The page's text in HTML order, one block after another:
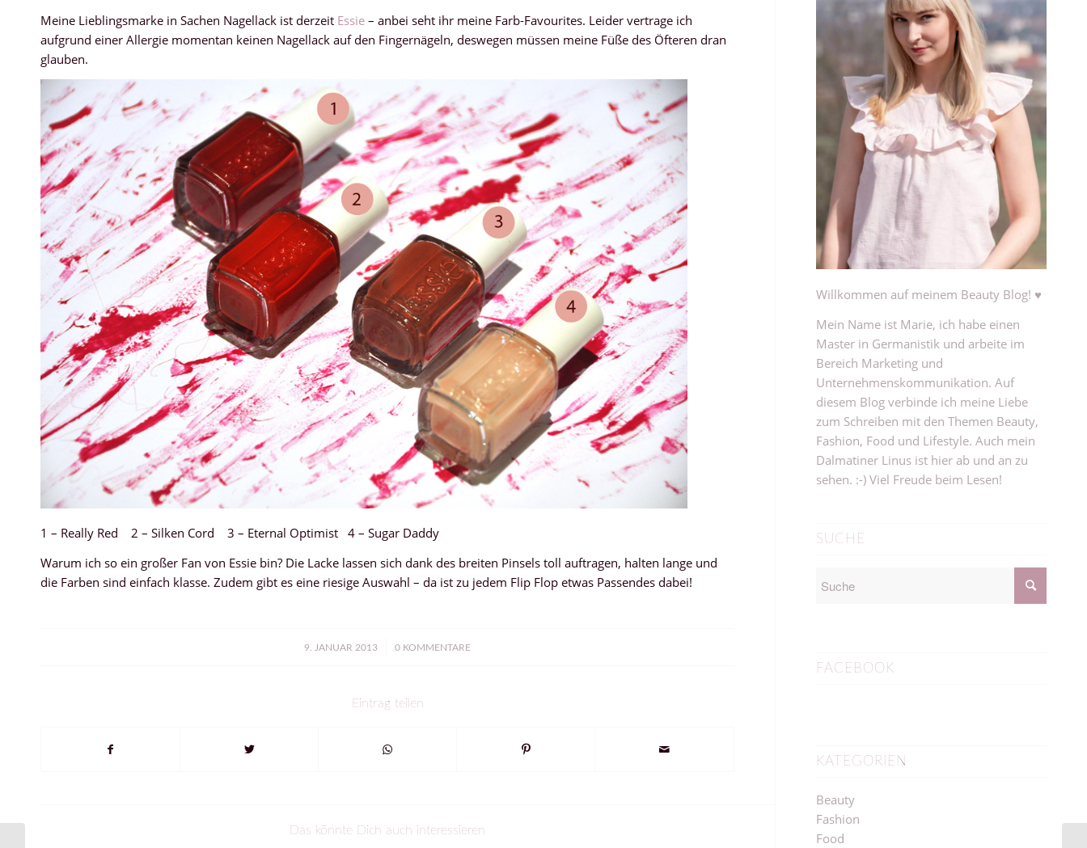
Meine Lieblingsmarke in Sachen Nagellack ist derzeit Essie – anbei seht ihr meine Farb-Favourites. Leider vertrage ich
aufgrund einer Allergie momentan keinen Nagellack auf den Fingernägeln, deswegen müssen meine Füße des Öfteren dran
glauben.
1 – Really Red 2 – Silken Cord 3 – Eternal Optimist 4 – Sugar Daddy
Warum ich so ein großer Fan von Essie bin? Die Lacke lassen sich dank des breiten Pinsels toll auftragen, halten lange und
die Farben sind einfach klasse. Zudem gibt es eine riesige Auswahl – da ist zu jedem Flip Flop etwas Passendes dabei!
9. JANUAR 2013
/ 0 KOMMENTARE
Eintrag teilen
Das könnte Dich auch interessieren
Willkommen auf meinem Beauty Blog! ♥
Mein Name ist Marie, ich habe einen
Master in Germanistik und arbeite im
Bereich Marketing und
Unternehmenskommunikation. Auf
diesem Blog verbinde ich meine Liebe
zum Schreiben mit den Themen Beauty,
Fashion, Food und Lifestyle. Auch mein
Dalmatiner Linus ist hier ab und an zu
sehen. :-) Viel Freude beim Lesen!
SUCHE
FACEBOOK
KATEGORIEN
Beauty
Fashion
Food